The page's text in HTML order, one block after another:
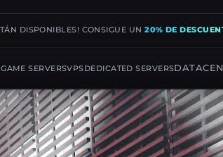
DISPONIBLES! CONSIGUE UN20% DE
GAME SERVERSVPSDEDICATED SERVERS